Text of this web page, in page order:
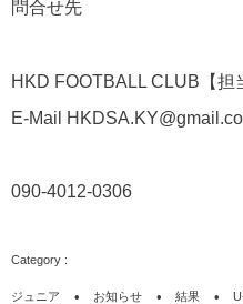
問合せ先
HKD FOOTBALL CLUB 【担
E-Mail
090-4012-0306
ジュニア お知らせ 結果